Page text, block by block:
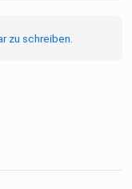
zu schreiben.